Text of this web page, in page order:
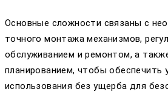
Основные сложности связаны с
точного монтажа механизмов,
обслуживанием и ремонтом, а
планированием, чтобы обеспечить
использования без ущерба для